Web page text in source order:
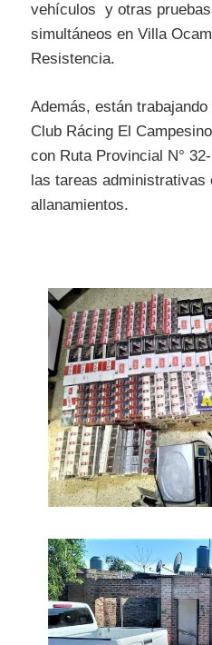
vehículos y otras
simultáneos en Villa
Resistencia.
Además, están
Club Rácing El
con Ruta Provincial N°
las tareas
allanamientos.